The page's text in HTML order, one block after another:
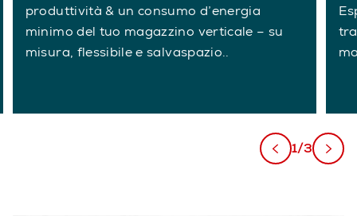
produttività & un consumo d’energia
minimo del tuo magazzino verticale – su
misura, flessibile e salvaspazio..
1/3